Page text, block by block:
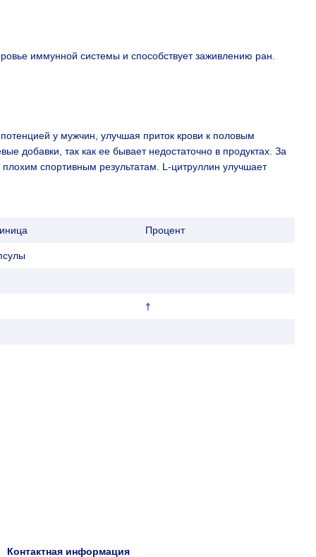
иммунной системы и способствует заживлению ран.
у мужчин, улучшая приток крови к половым
добавки, так как ее бывает недостаточно в продуктах. За
спортивным результатам. L-цитруллин улучшает
Процент
†
Контактная информация